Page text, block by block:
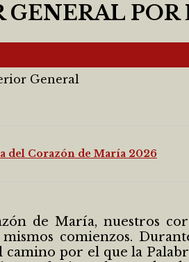
GENERAL
General
del Corazón de María 2026
de María, nuestros
comienzos.
por el que la